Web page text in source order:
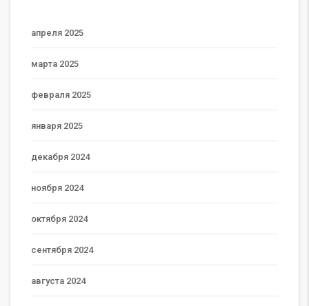
апреля 2025
марта 2025
февраля 2025
января 2025
декабря 2024
ноября 2024
октября 2024
сентября 2024
августа 2024